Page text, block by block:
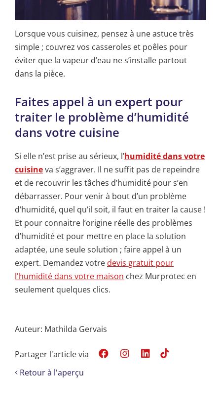
Lorsque vous cuisinez, pensez à une astuce très
simple ; couvrez vos casseroles et poêles pour
éviter que la vapeur d’eau ne s’installe partout
dans la pièce.
Faites appel à un expert pour
traiter le problème d’humidité
dans votre cuisine
Si elle n’est prise au sérieux, l’humidité dans votre
cuisineva s’aggraver. Il ne suffit pas de repeindre
et de recouvrir les tâches d’humidité pour s’en
débarrasser. Pour venir à bout d’un problème
d’humidité, quel qu’il soit, il faut en traiter la cause !
Et pour connaitre l’origine réelle des problèmes
d’humidité et pour mettre en place la solution
adaptée, une seule solution ; faire appel à un
expert. Demandez votre devis gratuit pour
l'humidité dans votre maison chez Murprotec en
seulement quelques clics.
Auteur: Mathilda Gervais
Partager l'article via
Retour à l'aperçu